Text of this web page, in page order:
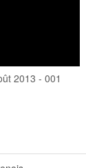
2013 - 001